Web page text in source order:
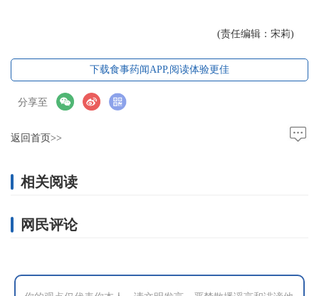
(责任编辑：宋莉)
下载食事药闻APP,阅读体验更佳
分享至
返回首页>>
相关阅读
网民评论